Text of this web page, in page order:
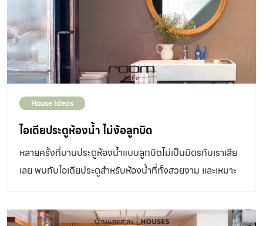
House Ideas
ไอเดียประตูห้องน้ำ ไม่ง้อลูกบิด
หลายครั้งที่บานประตูห้องน้ำแบบลูกบิดไม่เป็นมิตรกับเราเสีย
เลย พบกับไอเดียประตูสำหรับห้องน้ำที่ทั้งสวยงาม และเหมาะ